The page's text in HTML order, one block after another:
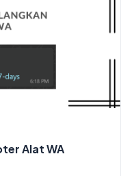
Alat WA